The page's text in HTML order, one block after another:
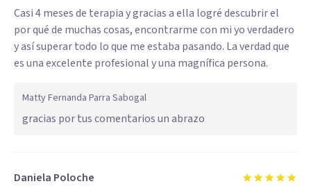
Casi 4 meses de terapia y gracias a ella logré descubrir el
por qué de muchas cosas, encontrarme con mi yo verdadero
y así superar todo lo que me estaba pasando. La verdad que
es una excelente profesional y una magnífica persona.
Matty Fernanda Parra Sabogal
gracias por tus comentarios un abrazo
Daniela Poloche